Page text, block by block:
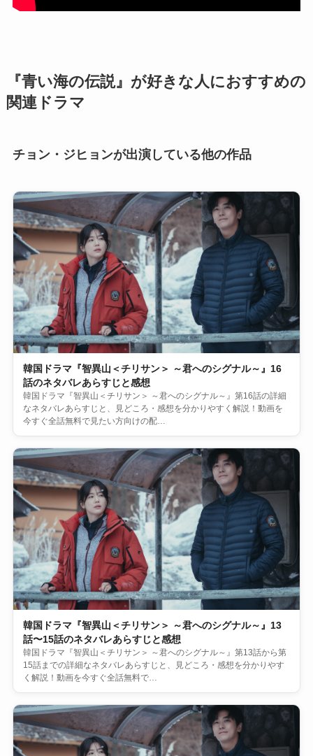
『青い海の伝説』が好きな人におすすめの
関連ドラマ
チョン・ジヒョンが出演している他の作品
韓国ドラマ『智異山＜チリサン＞ ～君へのシグナル～』16
話のネタバレあらすじと感想
韓国ドラマ『智異山＜チリサン＞ ～君へのシグナル～』第16話の詳細
なネタバレあらすじと、見どころ・感想を分かりやすく解説！動画を
今すぐ全話無料で見たい方向けの配…
韓国ドラマ『智異山＜チリサン＞ ～君へのシグナル～』13
話〜15話のネタバレあらすじと感想
韓国ドラマ『智異山＜チリサン＞ ～君へのシグナル～』第13話から第
15話までの詳細なネタバレあらすじと、見どころ・感想を分かりやす
く解説！動画を今すぐ全話無料で…